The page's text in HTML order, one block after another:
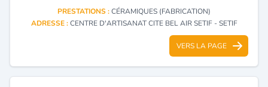
PRESTATIONS :CÉRAMIQUES (FABRICATION)
ADRESSE :CENTRE D'ARTISANAT CITE BEL AIR SETIF - SETIF
VERS LA PAGE